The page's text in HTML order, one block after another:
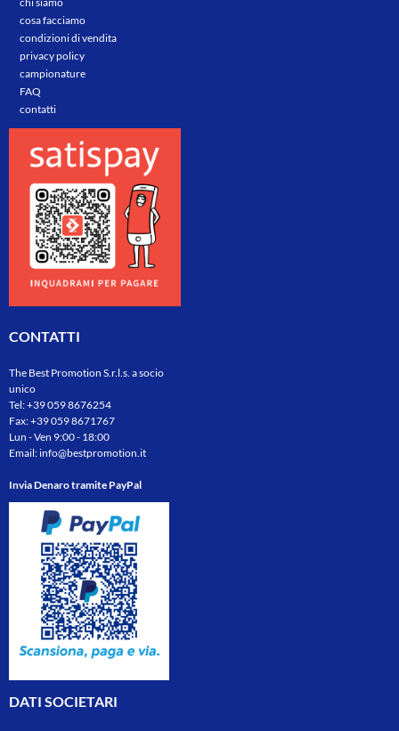
cosa facciamo
condizioni di vendita
privacy policy
campionature
FAQ
contatti
CONTATTI
The Best Promotion S.r.l.s. a socio
unico
Tel:+39 059 8676254
Fax: +39 059 8671767
Lun - Ven 9:00 - 18:00
Email:info@bestpromotion.it
Invia Denaro tramite PayPal
DATI SOCIETARI